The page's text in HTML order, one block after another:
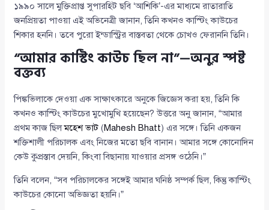
১৯৯০ সালে মুক্তিপ্রাপ্ত সুপারহিট ছবি ‘আশিকি’-এর মাধ্যমে রাতারাতি
জনপ্রিয়তা পাওয়া এই অভিনেত্রী জানান, তিনি কখনও কাস্টিং কাউচের
শিকার হননি। তবে পুরো ইন্ডাস্ট্রির বাস্তবতা থেকে চোখও ফেরাননি তিনি।
“আমার কাস্টিং কাউচ ছিল না”—অনুর স্পষ্ট
বক্তব্য
পিঙ্কভিলাকে দেওয়া এক সাক্ষাৎকারে অনুকে জিজ্ঞেস করা হয়, তিনি কি
কখনও কাস্টিং কাউচের মুখোমুখি হয়েছেন? উত্তরে অনু জানান, “আমার
প্রথম কাজ ছিলমহেশ ভাট (Mahesh Bhatt) এর সঙ্গে। তিনি একজন
শক্তিশালী পরিচালক এবং নিজের মতো ছবি বানান। আমার সঙ্গে কোনোদিন
কেউ কুপ্রস্তাব দেয়নি, কিংবা বিছানায় যাওয়ার প্রসঙ্গ ওঠেনি।”
তিনি বলেন, “সব পরিচালকের সঙ্গেই আমার ঘনিষ্ঠ সম্পর্ক ছিল, কিন্তু কাস্টিং
কাউচের কোনো অভিজ্ঞতা হয়নি।”